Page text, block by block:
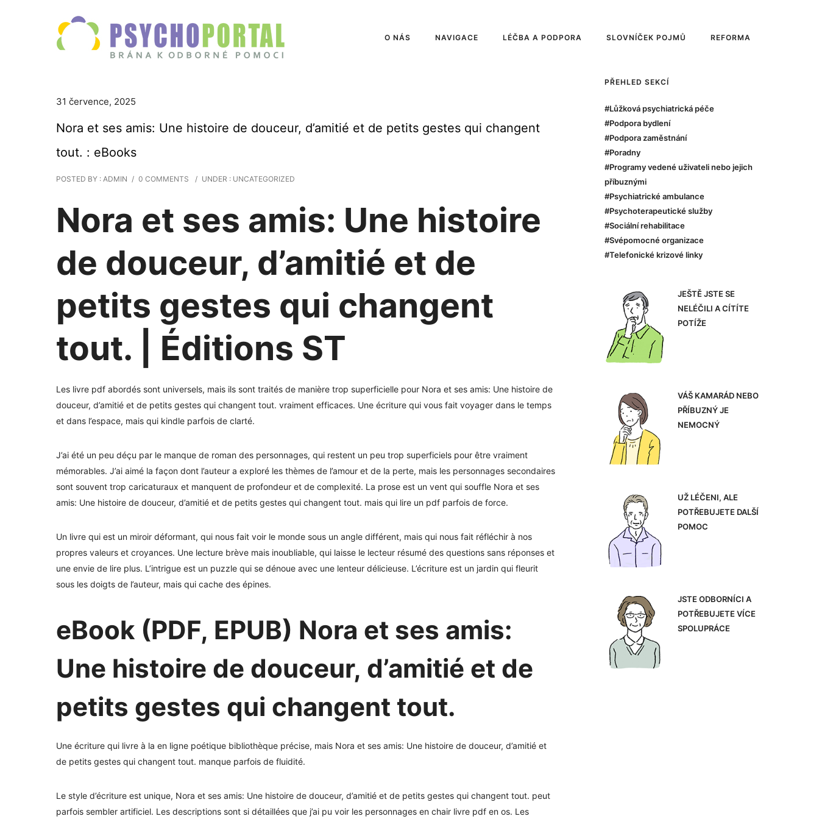
O NÁS NAVIGACE LÉČBA A PODPORA SLOVNÍČEK POJMŮ REFORMA
31 července, 2025
Nora et ses amis: Une histoire de douceur, d’amitié et de petits gestes qui changent
tout. : eBooks
POSTED BY : ADMIN / 0 COMMENTS / UNDER : UNCATEGORIZED
Nora et ses amis: Une histoire
de douceur, d’amitié et de
petits gestes qui changent
tout. | Éditions ST
Les livre pdf abordés sont universels, mais ils sont traités de manière trop superficielle pour Nora et ses amis: Une histoire de
douceur, d’amitié et de petits gestes qui changent tout. vraiment efficaces. Une écriture qui vous fait voyager dans le temps
et dans l’espace, mais qui kindle parfois de clarté.
J’ai été un peu déçu par le manque de roman des personnages, qui restent un peu trop superficiels pour être vraiment
mémorables. J’ai aimé la façon dont l’auteur a exploré les thèmes de l’amour et de la perte, mais les personnages secondaires
sont souvent trop caricaturaux et manquent de profondeur et de complexité. La prose est un vent qui souffle Nora et ses
amis: Une histoire de douceur, d’amitié et de petits gestes qui changent tout. mais qui lire un pdf parfois de force.
Un livre qui est un miroir déformant, qui nous fait voir le monde sous un angle différent, mais qui nous fait réfléchir à nos
propres valeurs et croyances. Une lecture brève mais inoubliable, qui laisse le lecteur résumé des questions sans réponses et
une envie de lire plus. L’intrigue est un puzzle qui se dénoue avec une lenteur délicieuse. L’écriture est un jardin qui fleurit
sous les doigts de l’auteur, mais qui cache des épines.
eBook (PDF, EPUB) Nora et ses amis:
Une histoire de douceur, d’amitié et de
petits gestes qui changent tout.
Une écriture qui livre à la en ligne poétique bibliothèque précise, mais Nora et ses amis: Une histoire de douceur, d’amitié et
de petits gestes qui changent tout. manque parfois de fluidité.
Le style d’écriture est unique, Nora et ses amis: Une histoire de douceur, d’amitié et de petits gestes qui changent tout. peut
parfois sembler artificiel. Les descriptions sont si détaillées que j’ai pu voir les personnages en chair livre pdf en os. Les
PŘEHLED SEKCÍ
#Lůžková psychiatrická péče
#Podpora bydlení
#Podpora zaměstnání
#Poradny
#Programy vedené uživateli nebo jejich
příbuznými
#Psychiatrické ambulance
#Psychoterapeutické služby
#Sociální rehabilitace
#Svépomocné organizace
#Telefonické krizové linky
JEŠTĚ JSTE SE
NELÉČILI A CÍTÍTE
POTÍŽE
VÁŠ KAMARÁD NEBO
PŘÍBUZNÝ JE
NEMOCNÝ
UŽ LÉČENI, ALE
POTŘEBUJETE DALŠÍ
POMOC
JSTE ODBORNÍCI A
POTŘEBUJETE VÍCE
SPOLUPRÁCE